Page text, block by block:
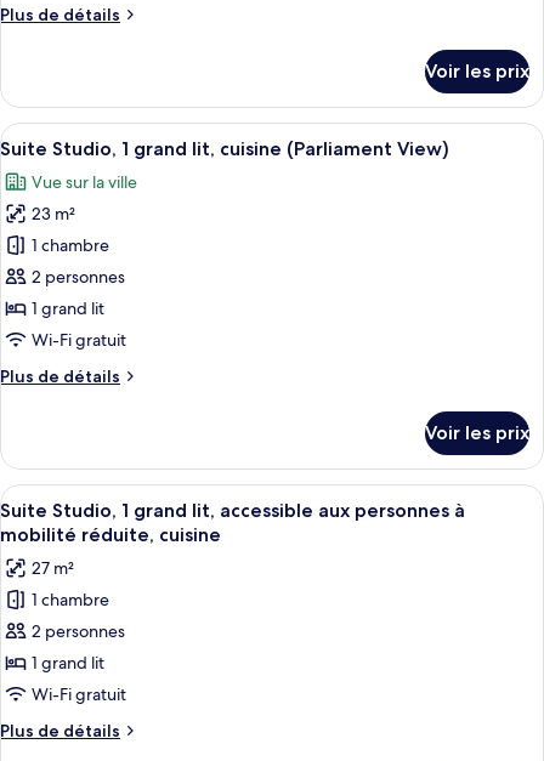
chambre :
cuisine
Plus de détails
Plus
le
type
de
Suite
Studio,
cuisine
Voir les prix
Afficher
toutes
les
photos
pour
ce
type
de
chambre :
Suite
grand
lit,
cuisine
(Parliament
View)
Une chambre d’hôtel moderne
9
Suite Studio, 1 grand lit, cuisine (Parliament View)
Vue sur la ville
23 m²
1 chambre
2 personnes
1 grand lit
Wi-Fi gratuit
Plus de détails
Plus
le
type
de
chambre
Studio,
grand
lit,
cuisine
View)
Voir les prix
Afficher
toutes
les
photos
pour
ce
type
de
chambre :
Suite
Une cuisine moderne équipée d’un
8
Suite Studio, 1 grand lit, accessible aux personnes à
mobilité réduite, cuisine
27 m²
1 chambre
2 personnes
1 grand lit
Wi-Fi gratuit
Plus de détails
Plus